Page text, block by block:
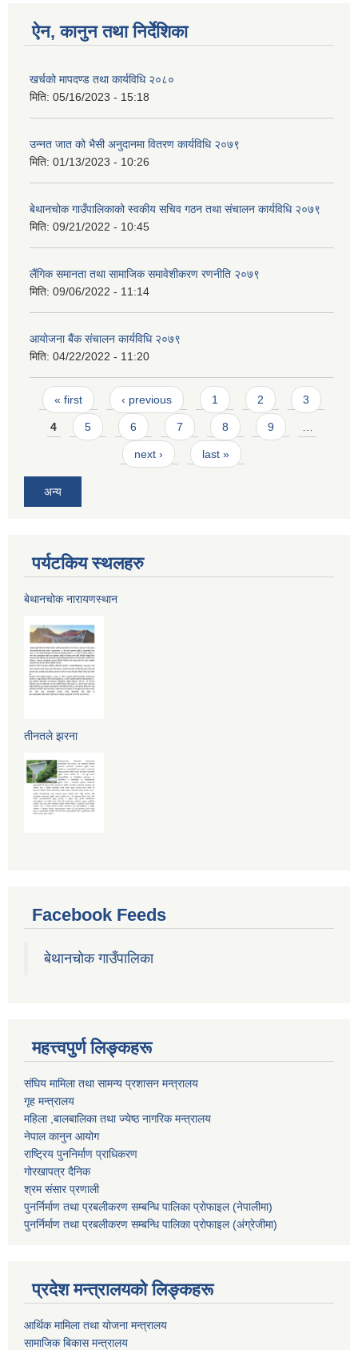
ऐन, कानुन तथा निर्देशिका
खर्चको मापदण्ड तथा कार्यविधि २०८०
मिति: 05/16/2023 - 15:18
उन्नत जात को भैसी अनुदानमा वितरण कार्यविधि २०७९
मिति: 01/13/2023 - 10:26
बेथानचोक गाउँपालिकाको स्वकीय सचिव गठन तथा संचालन कार्यविधि २०७९
मिति: 09/21/2022 - 10:45
लैंगिक समानता तथा सामाजिक समावेशीकरण रणनीति २०७९
मिति: 09/06/2022 - 11:14
आयोजना बैंक संचालन कार्यविधि २०७९
मिति: 04/22/2022 - 11:20
Pages
« first ‹ previous 1 2 3
4 5 6 7 8 9 …
next › last »
अन्य
पर्यटकिय स्थलहरु
बेथानचोक नारायणस्थान
तीनतले झरना
Facebook Feeds
बेथानचोक गाउँपालिका
महत्त्वपुर्ण लिङ्कहरू
संघिय मामिला तथा सामन्य प्रशासन मन्त्रालय
गृह मन्त्रालय
महिला ,बालबालिका तथा ज्येष्ठ नागरिक मन्त्रालय
नेपाल कानुन आयोग
राष्ट्रिय पुननिर्माण प्राधिकरण
गोरखापत्र दैनिक
श्रम संसार प्रणाली
पुनर्निर्माण तथा प्रबलीकरण सम्बन्धि पालिका प्राेफाइल (नेपालीमा)
पुनर्निर्माण तथा प्रबलीकरण सम्बन्धि पालिका प्राेफाइल(अंग्रेजीमा)
प्रदेश मन्त्रालयको लिङ्कहरू
आर्थिक मामिला तथा योजना मन्त्रालय
सामाजिक बिकास मन्त्रालय